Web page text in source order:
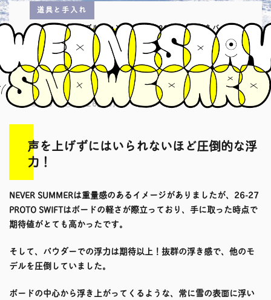
道具と手入れ
レビュー トリプルキャンバー 2026-2027
ネバーサ
マー
竹田 礼のPROTO SWIFT試乗レポ
ート / 26-27 NEVER SUMMER
113 2026/06/08
声を上げずにはいられないほど圧倒的な浮
力！
NEVER SUMMERは重量感のあるイメージがありましたが、 26-27
PROTO SWIFTはボードの軽さが際立っており、手に取った時点で
期待値がとても高かったです。
そして、パウダーでの浮力は期待以上！抜群の浮き感で、他のモ
デルを圧倒していました。
ボードの中心から浮き上がってくるような、常に雪の表面に浮い